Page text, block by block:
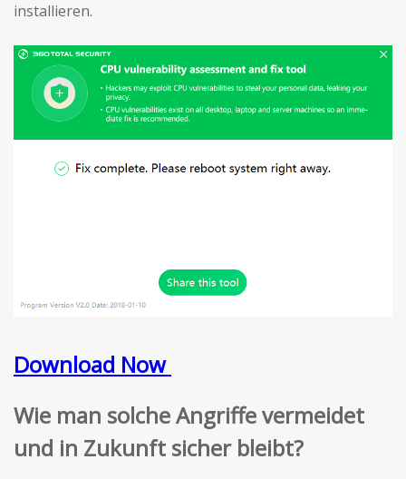
installieren.
Download Now
Wie man solche Angriffe vermeidet
und in Zukunft sicher bleibt?